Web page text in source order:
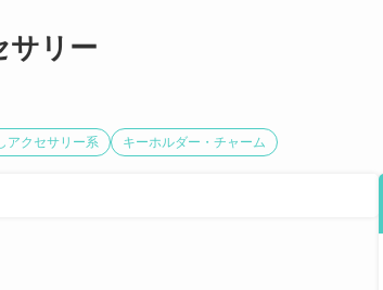
サリー
アクセサリー系 キーホルダー・チャーム